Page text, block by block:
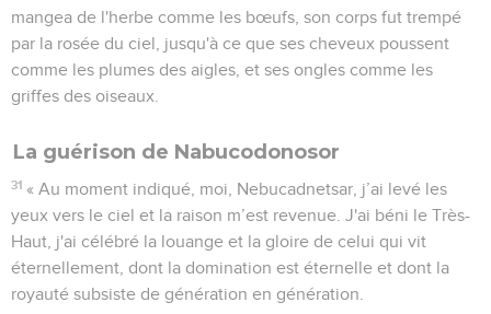
mangea de l'herbe comme les bœufs, son corps fut trempé
par la rosée du ciel, jusqu'à ce que ses cheveux poussent
comme les plumes des aigles, et ses ongles comme les
griffes des oiseaux.
La guérison de Nabucodonosor
31 « Au moment indiqué, moi, Nebucadnetsar, j’ai levé les
yeux vers le ciel et la raison m’est revenue. J'ai béni le Très-
Haut, j'ai célébré la louange et la gloire de celui qui vit
éternellement, dont la domination est éternelle et dont la
royauté subsiste de génération en génération.